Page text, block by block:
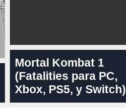
Mortal Kombat 1
(Fatalities para PC,
Xbox, PS5, y Switch)